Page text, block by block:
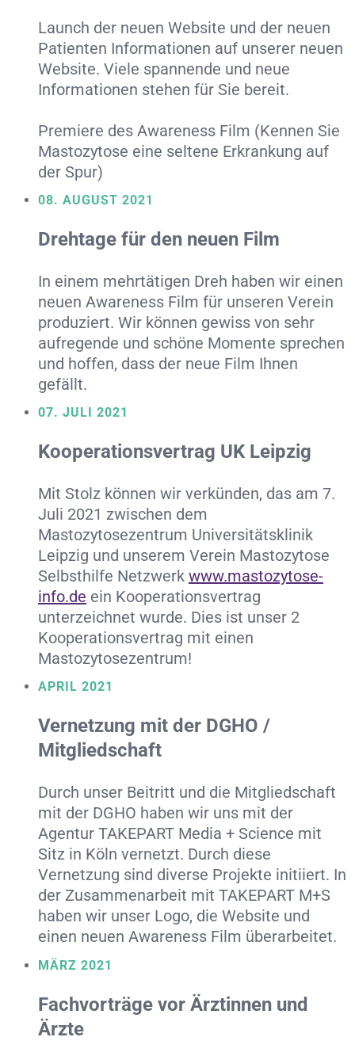
Launch der neuen Website und der neuen
Patienten Informationen auf unserer neuen
Website. Viele spannende und neue
Informationen stehen für Sie bereit.
Premiere des Awareness Film (Kennen Sie
Mastozytose eine seltene Erkrankung auf
der Spur)
08. AUGUST 2021
Drehtage für den neuen Film
In einem mehrtätigen Dreh haben wir einen
neuen Awareness Film für unseren Verein
produziert. Wir können gewiss von sehr
aufregende und schöne Momente sprechen
und hoffen, dass der neue Film Ihnen
gefällt.
07. JULI 2021
Kooperationsvertrag UK Leipzig
Mit Stolz können wir verkünden, das am 7.
Juli 2021 zwischen dem
Mastozytosezentrum Universitätsklinik
Leipzig und unserem Verein Mastozytose
Selbsthilfe Netzwerk www.mastozytose-
info.de ein Kooperationsvertrag
unterzeichnet wurde. Dies ist unser 2
Kooperationsvertrag mit einen
Mastozytosezentrum!
APRIL 2021
Vernetzung mit der DGHO /
Mitgliedschaft
Durch unser Beitritt und die Mitgliedschaft
mit der DGHO haben wir uns mit der
Agentur TAKEPART Media + Science mit
Sitz in Köln vernetzt. Durch diese
Vernetzung sind diverse Projekte initiiert. In
der Zusammenarbeit mit TAKEPART M+S
haben wir unser Logo, die Website und
einen neuen Awareness Film überarbeitet.
MÄRZ 2021
Fachvorträge vor Ärztinnen und
Ärzte